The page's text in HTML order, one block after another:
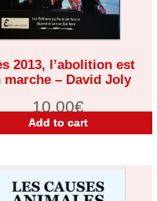
2013, l’abolition est
marche – David Joly
10,00€
Add to cart